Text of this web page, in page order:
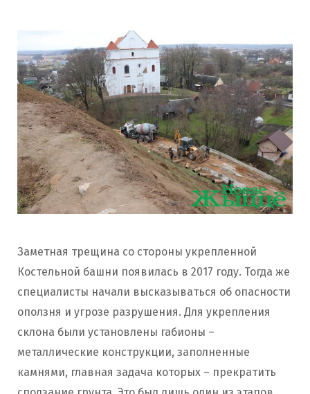
Заметная трещина со стороны укрепленной
Костельной башни появилась в 2017 году. Тогда же
специалисты начали высказываться об опасности
оползня и угрозе разрушения. Для укрепления
склона были установлены габионы –
металлические конструкции, заполненные
камнями, главная задача которых – прекратить